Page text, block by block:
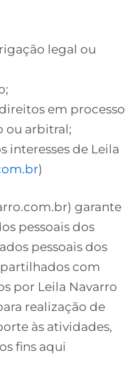
legal ou
em processo
ou arbitral;
interesses de Leila
)
garante
pessoais dos
pessoais dos
com
por Leila Navarro
realização de
às atividades,
fins aqui